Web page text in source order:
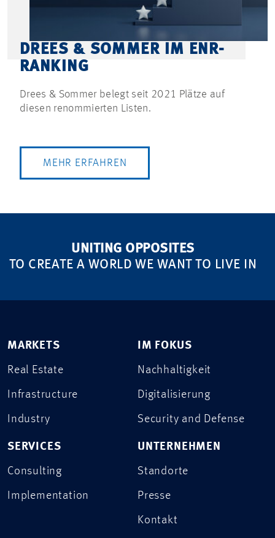
DREES & SOMMER IM ENR-
RANKING
Drees & Sommer belegt seit 2021 Plätze auf
diesen renommierten Listen.
MEHR ERFAHREN
UNITING OPPOSITES
TO CREATE A WORLD WE WANT TO LIVE IN
MARKETS
Real Estate
Infrastructure
Industry
SERVICES
Consulting
Implementation
IM FOKUS
Nachhaltigkeit
Digitalisierung
Security and Defense
UNTERNEHMEN
Standorte
Presse
Kontakt